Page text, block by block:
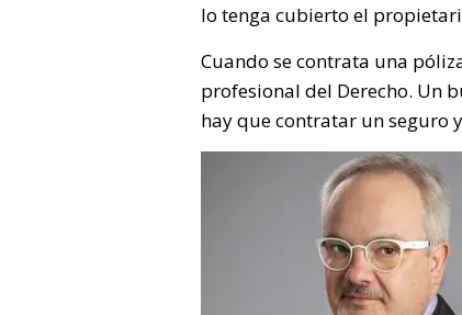
lo tenga cubierto el
Cuando se contrata una
profesional del Derecho. Un
hay que contratar un seguro